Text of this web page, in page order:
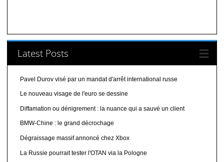
Latest Posts
Pavel Durov visé par un mandat d'arrêt international russe
Le nouveau visage de l'euro se dessine
Diffamation ou dénigrement : la nuance qui a sauvé un client
BMW-Chine : le grand décrochage
Dégraissage massif annoncé chez Xbox
La Russie pourrait tester l'OTAN via la Pologne